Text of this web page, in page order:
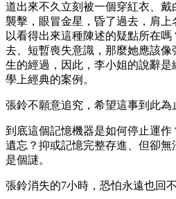
道出來不久立刻被一個穿紅衣、
襲擊，眼冒金星，昏了過去，肩
以看得出來這種陳述的疑點所在
去、短暫喪失意識，那麼她應該
生的經過，因此，李小姐的說辭
學上經典的案例。
張鈴不願意追究，希望這事到此為
到底這個記憶機器是如何停止運
遺忘？抑或記憶完整存進、但卻
是個謎。
張鈴消失的7小時，恐怕永遠也回不